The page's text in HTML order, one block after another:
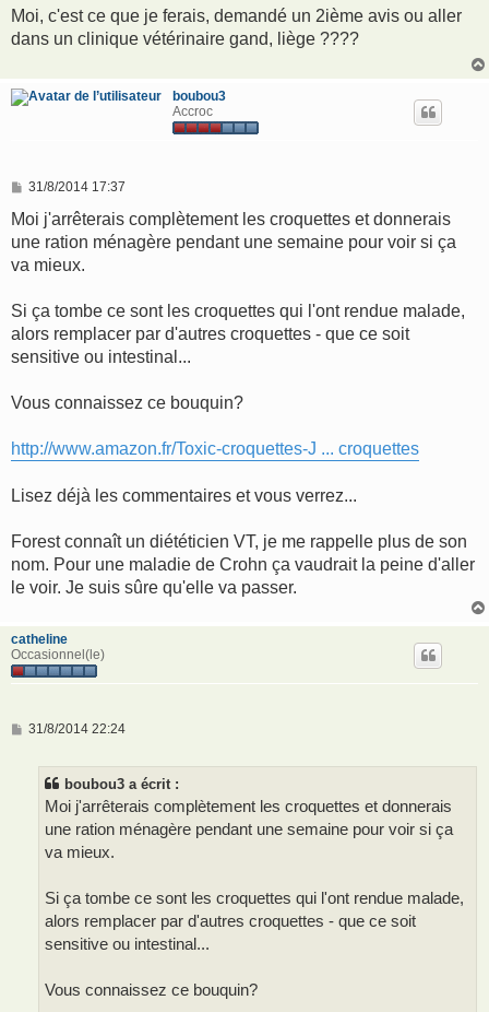
s
a
Moi, c'est ce que je ferais, demandé un 2ième avis ou aller
dans un clinique vétérinaire gand, liège ????
boubou3
Accroc
M
s
a
g
31/8/2014 17:37
Moi j'arrêterais complètement les croquettes et donnerais
une ration ménagère pendant une semaine pour voir si ça
va mieux.
Si ça tombe ce sont les croquettes qui l'ont rendue malade,
alors remplacer par d'autres croquettes - que ce soit
sensitive ou intestinal...
Vous connaissez ce bouquin?
http://www.amazon.fr/Toxic-croquettes-J ... croquettes
Lisez déjà les commentaires et vous verrez...
Forest connaît un diététicien VT, je me rappelle plus de son
nom. Pour une maladie de Crohn ça vaudrait la peine d'aller
le voir. Je suis sûre qu'elle va passer.
catheline
Occasionnel(le)
M
31/8/2014 22:24
boubou3 a écrit :
Moi j'arrêterais complètement les croquettes et donnerais
une ration ménagère pendant une semaine pour voir si ça
va mieux.
Si ça tombe ce sont les croquettes qui l'ont rendue malade,
alors remplacer par d'autres croquettes - que ce soit
sensitive ou intestinal...
Vous connaissez ce bouquin?